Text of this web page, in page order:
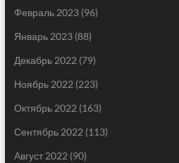
Февраль 2023(96)
Январь 2023(88)
Декабрь 2022 (79)
Ноябрь 2022 (223)
Октябрь 2022 (163)
Сентябрь 2022 (113)
Август 2022 (90)